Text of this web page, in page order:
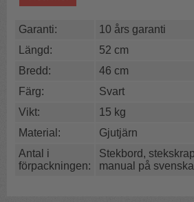
Maten blir saftigare och får en härlig
som det är enkelt att rengöra och
Stekplattan är en investering för
naturlig non-stick yta som gör
ger förstklassig smak till varje
färdigt att användas och kan till och
Stekbord King är det största av våra
gör att den passar utmärkt för det
när du vill variera med flera
motsvarande på en normalstor spis.
Stekhällen fungerar såklart även på
Garanti:
10 års garanti
Längd:
52 cm
Bredd:
46 cm
Färg:
Svart
Vikt:
15 kg
Material:
Gjutjärn
Antal i
förpackningen:
Stekbord,
manual på svenska